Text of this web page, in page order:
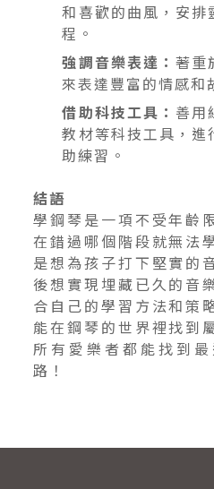
和喜歡的曲風，安排
程。
強調音樂表達：著重
來表達豐富的情感和
借助科技工具：善用
教材等科技工具，進
助練習。
結語
學鋼琴是一項不受年齡
在錯過哪個階段就無法
是想為孩子打下堅實的
後想實現埋藏已久的音
合自己的學習方法和策
能在鋼琴的世界裡找到
所有愛樂者都能找到
路！